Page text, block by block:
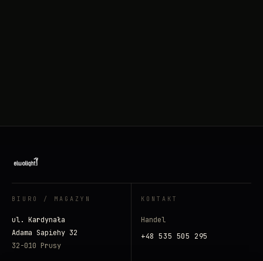
BIURO / MAGAZYN
ul. Kardynała
Adama Sapiehy 32
32-010 Prusy
KONTAKT
Handel
+48 535 505 295